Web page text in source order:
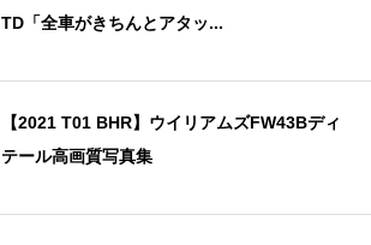
TD「全車がきちんとアタッ...
【2021 T01 BHR】ウイリアムズFW43Bディ
テール高画質写真集